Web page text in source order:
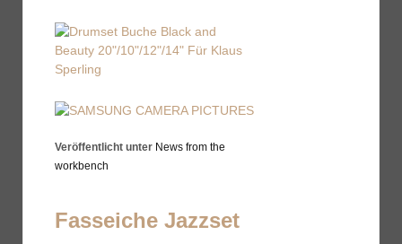
Veröffentlicht unter News from the
workbench
Fasseiche Jazzset